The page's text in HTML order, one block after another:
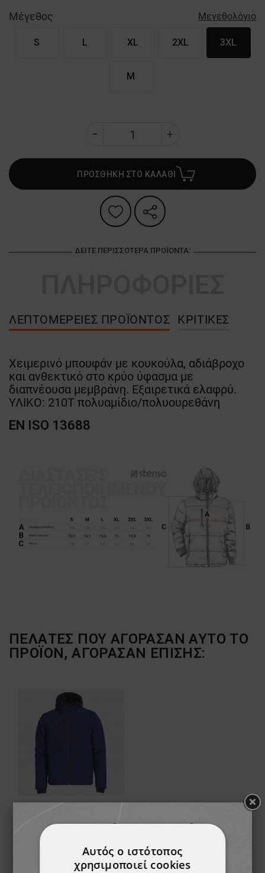
Μέγεθος Μεγεθολόγιο
S L XL 2XL 3XL
M
ΠΡΟΣΘΗΚΗ ΣΤΟ ΚΑΛΑΘΙ
ΔΕΊΤΕ ΠΕΡΙΣΣΌΤΕΡΑ ΠΡΟΪΌΝΤΑ:
ΛΕΠΤΟΜΈΡΕΙΕΣ ΠΡΟΪΌΝΤΟΣ ΚΡΙΤΙΚΈΣ
Χειμερινό μπουφάν με κουκούλα, αδιάβροχο
και ανθεκτικό στο κρύο ύφασμα με
διαπνέουσα μεμβράνη. Εξαιρετικά ελαφρύ.
ΥΛΙΚΟ: 210T πολυαμίδιο/πολυουρεθάνη
EN ISO 13688
ΠΕΛΆΤΕΣ ΠΟΥ ΑΓΌΡΑΣΑΝ ΑΥΤΌ ΤΟ
ΠΡΟΪΌΝ, ΑΓΌΡΑΣΑΝ ΕΠΊΣΗΣ:
Αυτός ο ιστότοπος
χρησιμοποιεί cookies